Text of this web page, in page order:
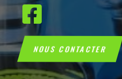

NOUS CONTACTER